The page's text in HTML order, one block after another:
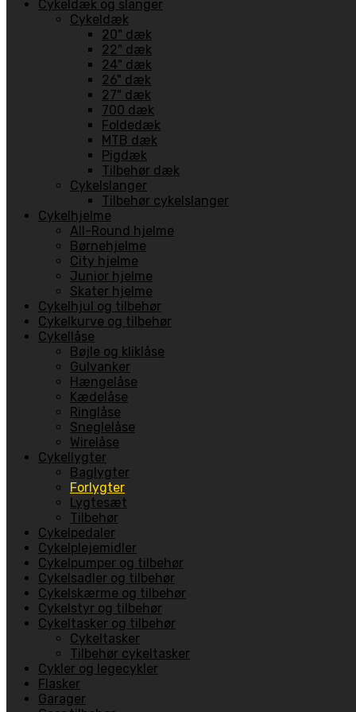
Cykeldæk og slanger
Cykeldæk
20" dæk
22" dæk
24" dæk
26" dæk
27" dæk
700 dæk
Foldedæk
MTB dæk
Pigdæk
Tilbehør dæk
Cykelslanger
Tilbehør cykelslanger
Cykelhjelme
All-Round hjelme
Børnehjelme
City hjelme
Junior hjelme
Skater hjelme
Cykelhjul og tilbehør
Cykelkurve og tilbehør
Cykellåse
Bøjle og kliklåse
Gulvanker
Hængelåse
Kædelåse
Ringlåse
Sneglelåse
Wirelåse
Cykellygter
Baglygter
Forlygter
Lygtesæt
Tilbehør
Cykelpedaler
Cykelplejemidler
Cykelpumper og tilbehør
Cykelsadler og tilbehør
Cykelskærme og tilbehør
Cykelstyr og tilbehør
Cykeltasker og tilbehør
Cykeltasker
Tilbehør cykeltasker
Cykler og legecykler
Flasker
Garager